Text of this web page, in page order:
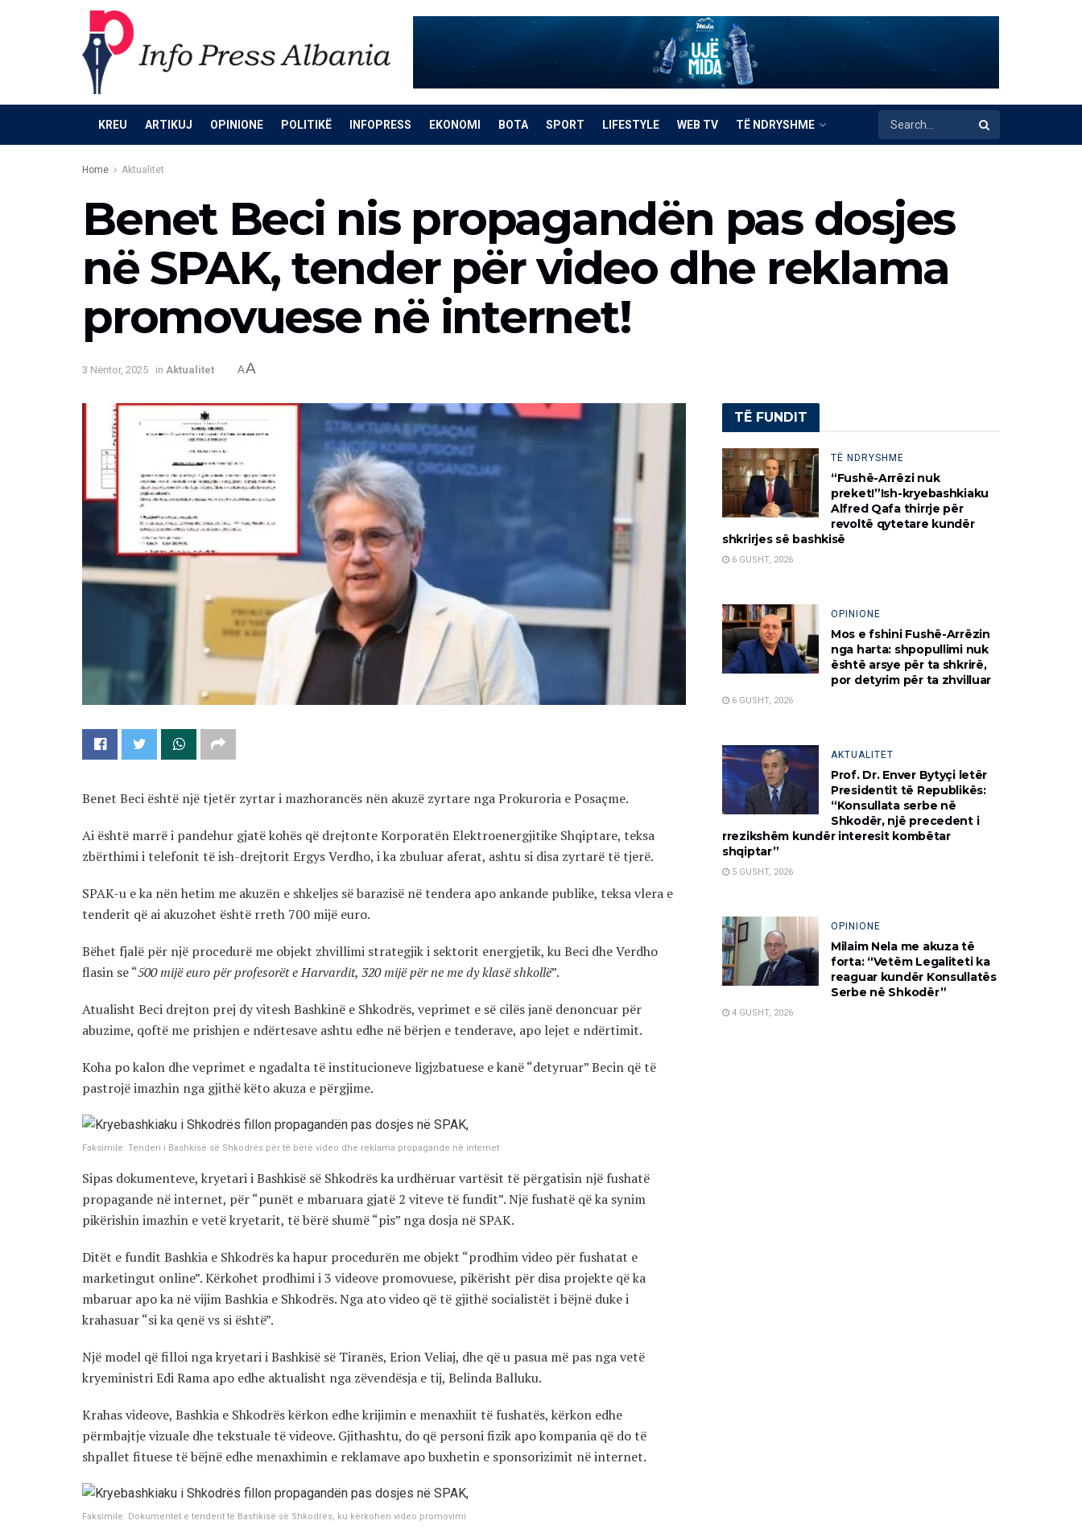
KREU ARTIKUJ OPINIONE POLITIKË INFOPRESS EKONOMI BOTA SPORT LIFESTYLE WEB TV TË NDRYSHME
Home Aktualitet
Benet Beci nis propagandën pas dosjes
në SPAK, tender për video dhe reklama
promovuese në internet!
3 Nëntor, 2025 in Aktualitet AA
Benet Beci është një tjetër zyrtar i mazhorancës nën akuzë zyrtare nga Prokuroria e Posaçme.
Ai është marrë i pandehur gjatë kohës që drejtonte Korporatën Elektroenergjitike Shqiptare, teksa
zbërthimi i telefonit të ish-drejtorit Ergys Verdho, i ka zbuluar aferat, ashtu si disa zyrtarë të tjerë.
SPAK-u e ka nën hetim me akuzën e shkeljes së barazisë në tendera apo ankande publike, teksa vlera e
tenderit që ai akuzohet është rreth 700 mijë euro.
Bëhet fjalë për një procedurë me objekt zhvillimi strategjik i sektorit energjetik, ku Beci dhe Verdho
flasin se “500 mijë euro për profesorët e Harvardit, 320 mijë për ne me dy klasë shkollë”.
Atualisht Beci drejton prej dy vitesh Bashkinë e Shkodrës, veprimet e së cilës janë denoncuar për
abuzime, qoftë me prishjen e ndërtesave ashtu edhe në bërjen e tenderave, apo lejet e ndërtimit.
Koha po kalon dhe veprimet e ngadalta të institucioneve ligjzbatuese e kanë “detyruar” Becin që të
pastrojë imazhin nga gjithë këto akuza e përgjime.
Faksimile: Tenderi i Bashkisë së Shkodrës për të bërë video dhe reklama propagande në internet
Sipas dokumenteve, kryetari i Bashkisë së Shkodrës ka urdhëruar vartësit të përgatisin një fushatë
propagande në internet, për “punët e mbaruara gjatë 2 viteve të fundit”. Një fushatë që ka synim
pikërishin imazhin e vetë kryetarit, të bërë shumë “pis” nga dosja në SPAK.
Ditët e fundit Bashkia e Shkodrës ka hapur procedurën me objekt “prodhim video për fushatat e
marketingut online”. Kërkohet prodhimi i 3 videove promovuese, pikërisht për disa projekte që ka
mbaruar apo ka në vijim Bashkia e Shkodrës. Nga ato video që të gjithë socialistët i bëjnë duke i
krahasuar “si ka qenë vs si është”.
Një model që filloi nga kryetari i Bashkisë së Tiranës, Erion Veliaj, dhe që u pasua më pas nga vetë
kryeministri Edi Rama apo edhe aktualisht nga zëvendësja e tij, Belinda Balluku.
Krahas videove, Bashkia e Shkodrës kërkon edhe krijimin e menaxhiit të fushatës, kërkon edhe
përmbajtje vizuale dhe tekstuale të videove. Gjithashtu, do që personi fizik apo kompania që do të
shpallet fituese të bëjnë edhe menaxhimin e reklamave apo buxhetin e sponsorizimit në internet.
Faksimile: Dokumentet e tenderit të Bashkisë së Shkodrës, ku kërkohen video promovimi
TË FUNDIT
TË NDRYSHME
“Fushë-Arrëzi nuk
preket!”Ish-kryebashkiaku
Alfred Qafa thirrje për
revoltë qytetare kundër
shkrirjes së bashkisë
6 GUSHT, 2026
OPINIONE
Mos e fshini Fushë-Arrëzin
nga harta: shpopullimi nuk
është arsye për ta shkrirë,
por detyrim për ta zhvilluar
6 GUSHT, 2026
AKTUALITET
Prof. Dr. Enver Bytyçi letër
Presidentit të Republikës:
“Konsullata serbe në
Shkodër, një precedent i
rrezikshëm kundër interesit kombëtar
shqiptar”
5 GUSHT, 2026
OPINIONE
Milaim Nela me akuza të
forta: “Vetëm Legaliteti ka
reaguar kundër Konsullatës
Serbe në Shkodër”
4 GUSHT, 2026